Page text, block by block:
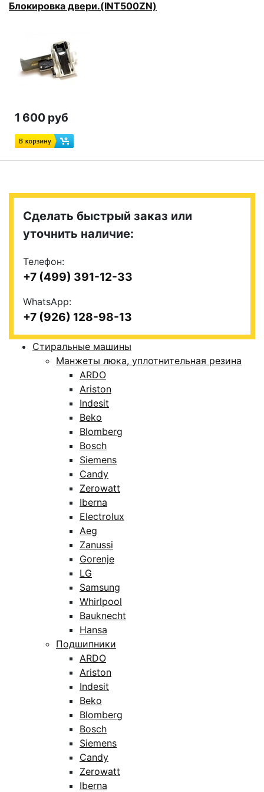
Блокировка двери.(INT500ZN)
1 600 руб
Сделать быстрый заказ или
уточнить наличие:
Телефон:
+7 (499) 391-12-33
WhatsApp:
+7 (926) 128-98-13
Стиральные машины
Манжеты люка, уплотнительная резина
ARDO
Ariston
Indesit
Beko
Blomberg
Bosch
Siemens
Candy
Zerowatt
Iberna
Electrolux
Aeg
Zanussi
Gorenje
LG
Samsung
Whirlpool
Bauknecht
Hansa
Подшипники
ARDO
Ariston
Indesit
Beko
Blomberg
Bosch
Siemens
Candy
Zerowatt
Iberna